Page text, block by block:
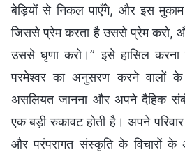
बेड़ियों से निकल पाएँगे, और इस
जिससे प्रेम करता है उससे प्रेम करो,
उससे घृणा करो।” इसे हासिल करना
परमेश्वर का अनुसरण करने वालों के
असलियत जानना और अपने दैहिक
एक बड़ी रुकावट होती है। अपने
और परंपरागत संस्कृति के विचारों के